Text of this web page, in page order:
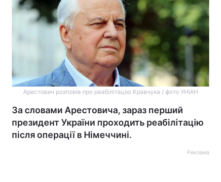
Арестович розповів про реабілітацію Кравчука / фото УНІАН
За словами Арестовича, зараз перший
президент України проходить реабілітацію
після операції в Німеччині.
Реклама